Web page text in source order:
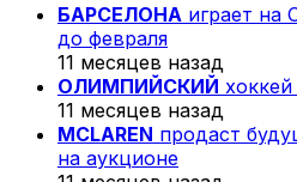
БАРСЕЛОНА играет на
до февраля
11 месяцев назад
ОЛИМПИЙСКИЙ
11 месяцев назад
MCLAREN продаст
на аукционе